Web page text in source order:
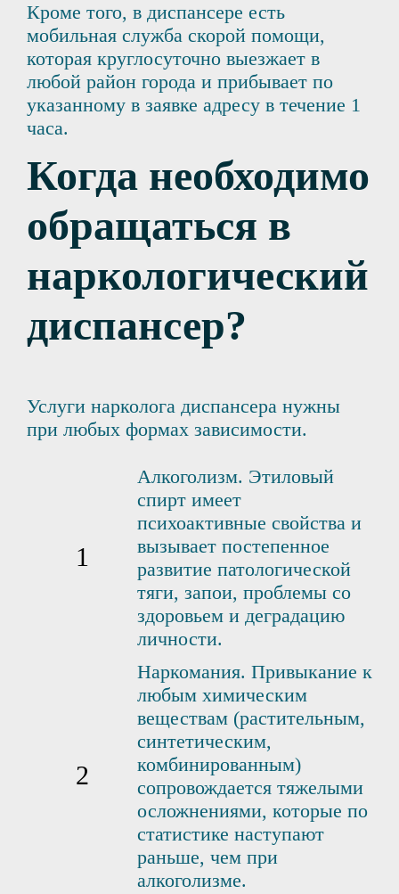
Кроме того, в диспансере есть
мобильная служба скорой помощи,
которая круглосуточно выезжает в
любой район города и прибывает по
указанному в заявке адресу в течение 1
часа.
Когда необходимо
обращаться в
наркологический
диспансер?
Услуги нарколога диспансера нужны
при любых формах зависимости.
Алкоголизм. Этиловый
спирт имеет
психоактивные свойства и
вызывает постепенное
развитие патологической
тяги, запои, проблемы со
здоровьем и деградацию
личности.
Наркомания. Привыкание к
любым химическим
веществам (растительным,
синтетическим,
комбинированным)
сопровождается тяжелыми
осложнениями, которые по
статистике наступают
раньше, чем при
алкоголизме.